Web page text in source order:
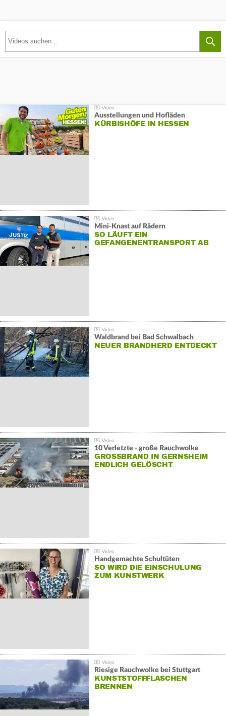
Ausstellungen und Hofläden
KÜRBISHÖFE IN HESSEN
Mini-Knast auf Rädern
SO LÄUFT EIN
GEFANGENENTRANSPORT AB
Waldbrand bei Bad Schwalbach
NEUER BRANDHERD ENTDECKT
10 Verletzte - große Rauchwolke
GROSSBRAND IN GERNSHEIM E
NDLICH GELÖSCHT
Handgemachte Schultüten
SO WIRD DIE EINSCHULUNG
ZUM KUNSTWERK
Riesige Rauchwolke bei Stuttgart
KUNSTSTOFFFLASCHEN
BRENNEN